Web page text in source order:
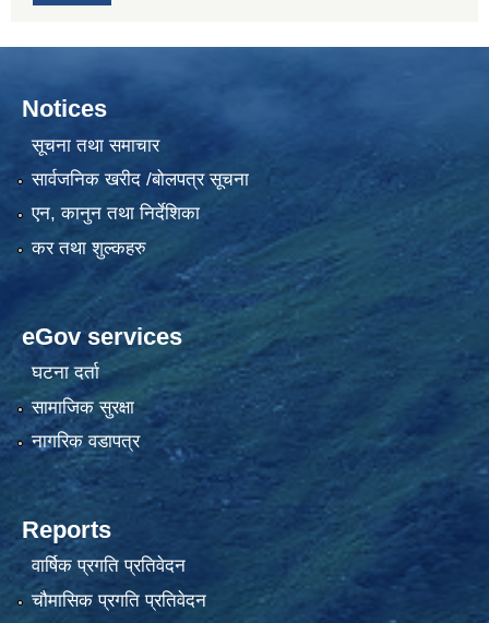
Notices
सूचना तथा समाचार
सार्वजनिक खरीद /बोलपत्र सूचना
एन, कानुन तथा निर्देशिका
कर तथा शुल्कहरु
eGov services
घटना दर्ता
सामाजिक सुरक्षा
नागरिक वडापत्र
Reports
वार्षिक प्रगति प्रतिवेदन
चौमासिक प्रगति प्रतिवेदन